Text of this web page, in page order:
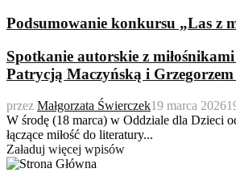
Podsumowanie konkursu „Las z
Spotkanie autorskie z
Patrycją Maczyńską i
przez Małgorzata Świerczek19 marca 2026
W środę (18 marca) w Oddziale dla Dzieci
łączące miłość do literatury...
Załaduj więcej wpisów